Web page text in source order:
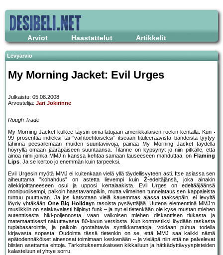
Arviot Haastattelut Artikkelit
Levyarvio
My Morning Jacket: Evil Urges
Julkaistu: 05.08.2008
Arvostelija: Jari Jokirinne
Rough Trade
My Morning Jacket kulkee täysin omia latujaan amerikkalaisen rockin kentällä. Kun
99 prosenttia indieksi tai ”vaihtoehtoiseksi” itseään tituleeraavista bändeistä tyytyy
lähinnä peesailemaan muiden suuntaviivoja, painaa My Morning Jacket täydellä
höyryllä omaan jääräpäiseen suuntaansa. Tilanne on kypsynyt jo niin pitkälle, että
ainoa nimi jonka MMJ:n kanssa kehtaa samaan lauseeseen mahduttaa, on Flaming
Lips. Ja se kertoo jo enemmän kuin tarpeeksi.
Evil Urgesin myötä MMJ ei kuitenkaan vielä yllä täydellisyyteen asti. Itse asiassa sen
aiheuttama ”kohahdus” on astetta lievempi kuin Z-edeltäjänsä, joka ainakin
allekirjoittaneeseen osui ja upposi kertalaakista. Evil Urges on edeltääjäänsä
monipuolisempi, paikoin haastavampikin, mutta viimeinen tunnelataus sen kappaleista
tuntuu puuttuvan. Ja jos katsotaan vielä kauemmas ajassa taaksepäin, ei levyltä
löydy yhtäkään One Big Holidayn tasoista pysäyttäjää. Uutena elementtinä MMJ:n
musiikkiin on salakavalasti hiipinyt funk – ja nyt ei tietenkään ole kyse mustan miehen
autenttisesta hiki-poljennosta, vaan valkoisen miehen diskanttisen tiukasta ja
matemaattisesti nakuttavasta 80-luvun versiosta. Kun kontrastiksi löydään raskasta
tuplabasarointia, ja paikoin gootahtavia syntikkamattoja, voidaan puhua todella
kirjavasta sopasta. Oudointa tässä tietenkin on se, että MMJ saa kaikki nämä
epätodennäköiset ainesosat toimimaan keskenään – ja vieläpä niin että ne palvelevat
biisien asettamia ehtoja. Tarkoituksemukaiseen kikkailuun ja hätkädyttävyyspisteiden
kalasteluun ei yhtye sorru.